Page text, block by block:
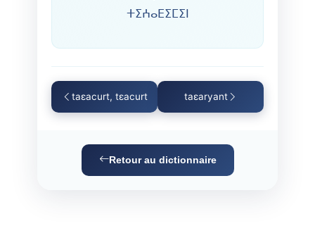
ⵜⵉⵄⴰⴹⵉⵎⵉⵏ
taɛacurt, tɛacurt taɛaryant
Retour au dictionnaire